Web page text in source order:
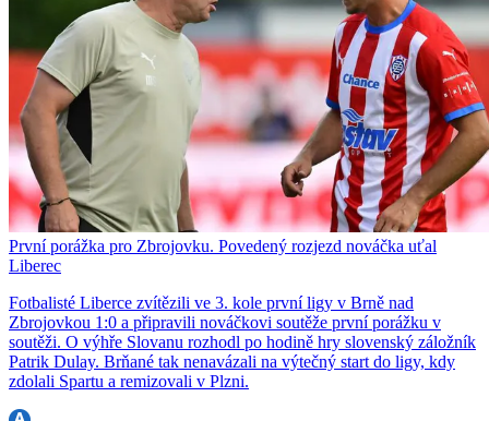
První porážka pro Zbrojovku. Povedený rozjezd nováčka uťal
Liberec
Fotbalisté Liberce zvítězili ve 3. kole první ligy v Brně nad
Zbrojovkou 1:0 a připravili nováčkovi soutěže první porážku v
soutěži. O výhře Slovanu rozhodl po hodině hry slovenský záložník
Patrik Dulay. Brňané tak nenavázali na výtečný start do ligy, kdy
zdolali Spartu a remizovali v Plzni.